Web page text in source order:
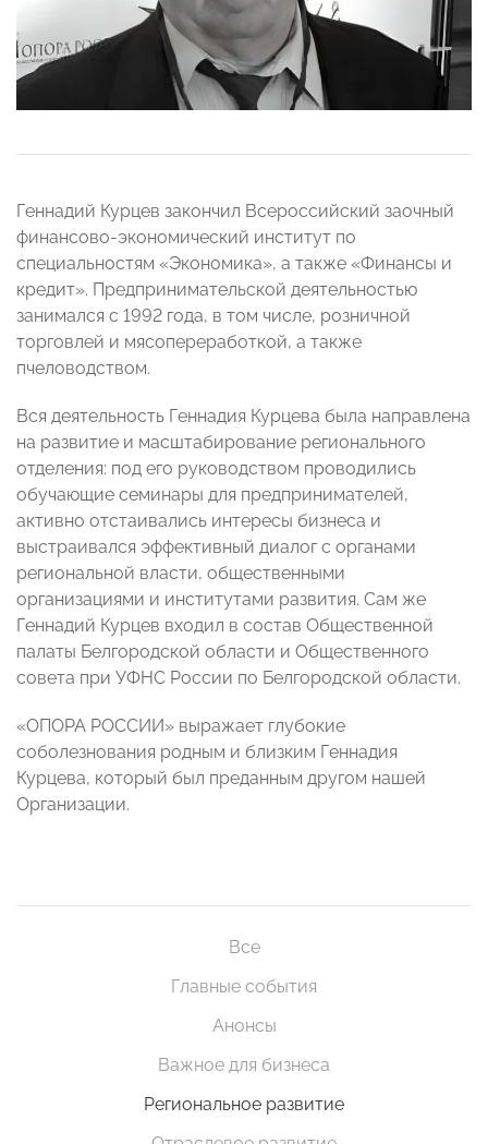
Геннадий Курцев закончил Всероссийский заочный
финансово-экономический институт по
специальностям «Экономика», а также «Финансы и
кредит». Предпринимательской деятельностью
занимался с 1992 года, в том числе, розничной
торговлей и мясопереработкой, а также
пчеловодством.
Вся деятельность Геннадия Курцева была направлена
на развитие и масштабирование регионального
отделения: под его руководством проводились
обучающие семинары для предпринимателей,
активно отстаивались интересы бизнеса и
выстраивался эффективный диалог с органами
региональной власти, общественными
организациями и институтами развития. Сам же
Геннадий Курцев входил в состав Общественной
палаты Белгородской области и Общественного
совета при УФНС России по Белгородской области.
«ОПОРА РОССИИ» выражает глубокие
соболезнования родным и близким Геннадия
Курцева, который был преданным другом нашей
Организации.
Все
Главные события
Анонсы
Важное для бизнеса
Региональное развитие